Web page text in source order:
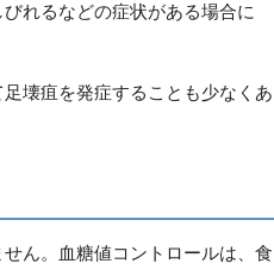
れるなどの症状がある場合に
壊疽を発症することも少なくあ
ん。血糖値コントロールは、食